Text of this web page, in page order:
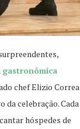
gastronômica
chef Elizio Correa
da celebração. Cada
hóspedes de